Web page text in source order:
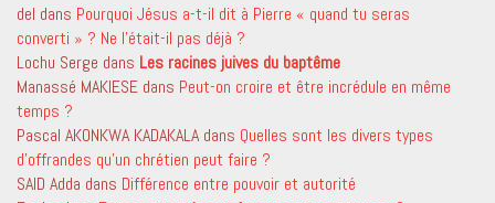
del dans Pourquoi Jésus a-t-il dit à Pierre « quand tu seras
converti » ? Ne l’était-il pas déjà ?
Lochu Serge dans Les racines juives du baptême
Manassé MAKIESE dans Peut-on croire et être incrédule en même
temps ?
Pascal AKONKWA KADAKALA dans Quelles sont les divers types
d’offrandes qu’un chrétien peut faire ?
SAID Adda dans Différence entre pouvoir et autorité